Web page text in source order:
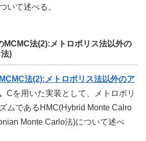
いて述べる。
MCMC法(2):メトロポリス法以外の
)
法(2):メトロポリス法以外のア
Cを用いた実装として、メトロポリ
ムであるHMC(Hybrid Monte Calro
Monte Carlo法)について述べ